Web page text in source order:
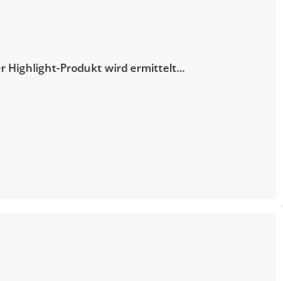
Highlight-Produkt wird ermittelt...